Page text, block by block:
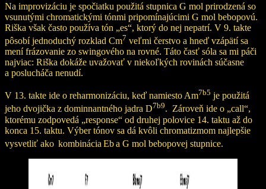
Na improvizáciu je spočiatku použitá stupnica G mol prirodzená so
vsunutými chromatickými tónmi pripomínajúcimi G mol bebopovú.
Riška však často používa tón „es“, ktorý do nej nepatrí. V 9. takte
pôsobí jednoduchý rozklad Cm7 veľmi čerstvo a hneď vzápätí sa
mení frázovanie zo swingového na rovné. Táto časť sóla sa mi páči
najviac: Riška dokáže uvažovať v niekoľkých rovinách súčasne
a poslucháča nenudí.
V 13. takte ide o reharmonizáciu, keď namiesto Am7b5 je použitá
jeho dvojička z dominnantného jadra D7b9. Zároveň ide o „call“,
ktorému zodpovedá „response“ od druhej polovice 14. taktu až do
konca 15. taktu. Výber tónov sa dá kvôli chromatizmom najlepšie
vysvetliť ako kombinácia Eba G mol bebopovej stupnice.